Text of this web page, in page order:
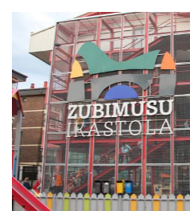
Previous